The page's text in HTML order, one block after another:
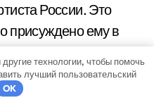
России. Это
присуждено ему в
результатов в
технологии, чтобы помочь
лучший пользовательский
OK